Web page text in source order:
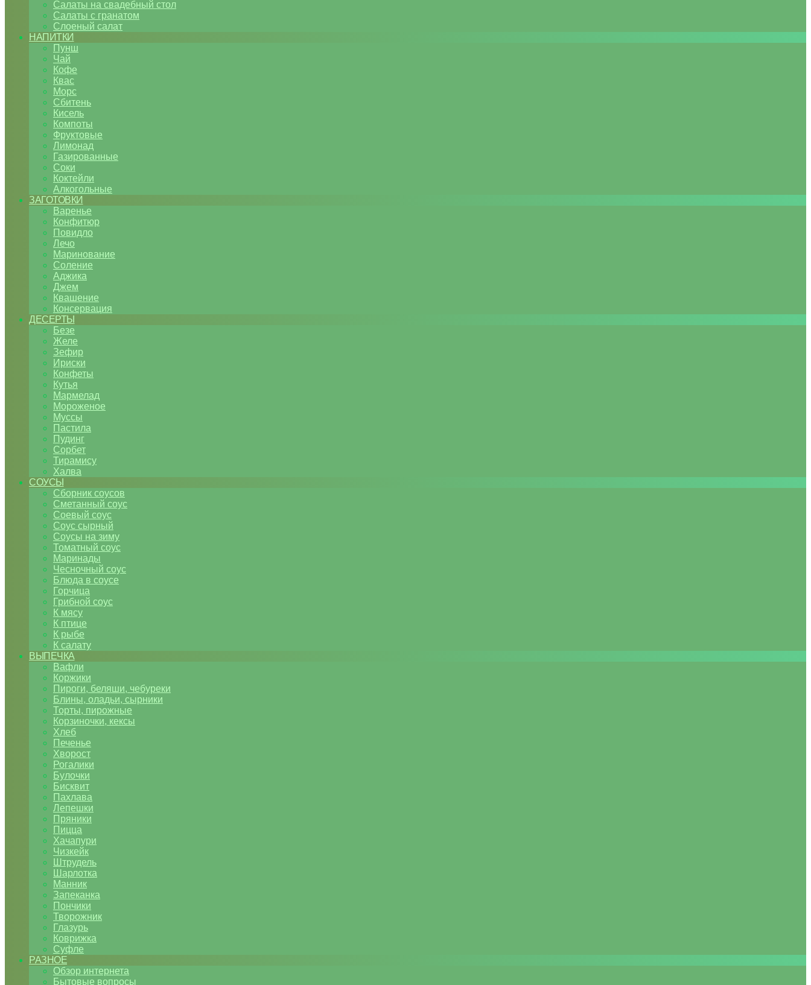
Салаты на свадебный стол
Салаты с гранатом
Слоеный салат
НАПИТКИ
Пунш
Чай
Кофе
Квас
Морс
Сбитень
Кисель
Компоты
Фруктовые
Лимонад
Газированные
Соки
Коктейли
Алкогольные
ЗАГОТОВКИ
Варенье
Конфитюр
Повидло
Лечо
Маринование
Соление
Аджика
Джем
Квашение
Консервация
ДЕСЕРТЫ
Безе
Желе
Зефир
Ириски
Конфеты
Кутья
Мармелад
Мороженое
Муссы
Пастила
Пудинг
Сорбет
Тирамису
Халва
СОУСЫ
Сборник соусов
Сметанный соус
Соевый соус
Соус сырный
Соусы на зиму
Томатный соус
Маринады
Чесночный соус
Блюда в соусе
Горчица
Грибной соус
К мясу
К птице
К рыбе
К салату
ВЫПЕЧКА
Вафли
Коржики
Пироги, беляши, чебуреки
Блины, оладьи, сырники
Торты, пирожные
Корзиночки, кексы
Хлеб
Печенье
Хворост
Рогалики
Булочки
Бисквит
Пахлава
Лепешки
Пряники
Пицца
Хачапури
Чизкейк
Штрудель
Шарлотка
Манник
Запеканка
Пончики
Творожник
Глазурь
Коврижка
Суфле
РАЗНОЕ
Обзор интернета
Бытовые вопросы